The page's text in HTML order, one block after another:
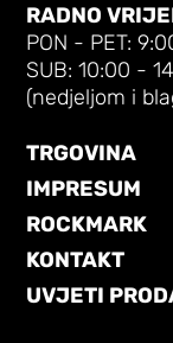
RADNO
PON - PET:
SUB: 10:00 -
(nedjeljom i
TRGOVINA
IMPRESUM
ROCKMARK
KONTAKT
UVJETI